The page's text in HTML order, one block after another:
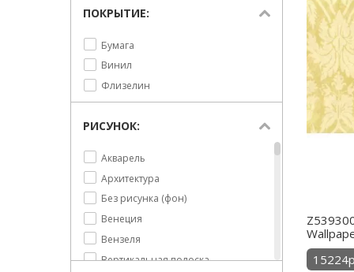
Горчичный
Желтый
Зеленый
Коричневый
Красный
Небесно голубой
ПОКРЫТИЕ:
Бумага
Винил
Флизелин
РИСУНОК:
Акварель
Архитектура
Без рисунка (фон)
Венеция
Вензеля
Вертикальная полоска